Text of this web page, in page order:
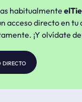
habitualmente
acceso directo en tu
¡Y olvídate
directo